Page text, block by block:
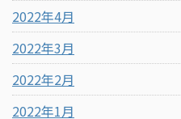
2022年4月
2022年3月
2022年2月
2022年1月